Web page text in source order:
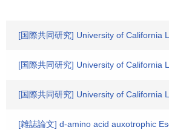
[国際共同研究] University of California
[国際共同研究] University of California
[国際共同研究] University of California
[雑誌論文] d‐amino acid auxotrophic